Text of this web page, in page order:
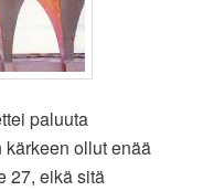
paluuta
ollut enää
27, eikä sitä